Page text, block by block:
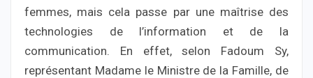
femmes, mais cela passe par une maîtrise des
technologies de l’information et de la
communication. En effet, selon Fadoum Sy,
représentant Madame le Ministre de la Famille, de